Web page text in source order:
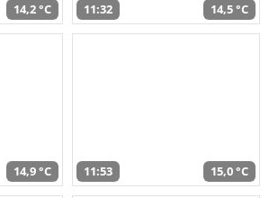
14,2 °C 11:32 14,5 °C
14,9 °C 11:53 15,0 °C